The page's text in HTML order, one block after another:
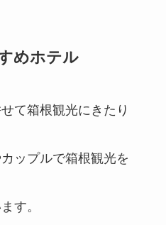
めホテル
て箱根観光にきたり
ップルで箱根観光を
す。